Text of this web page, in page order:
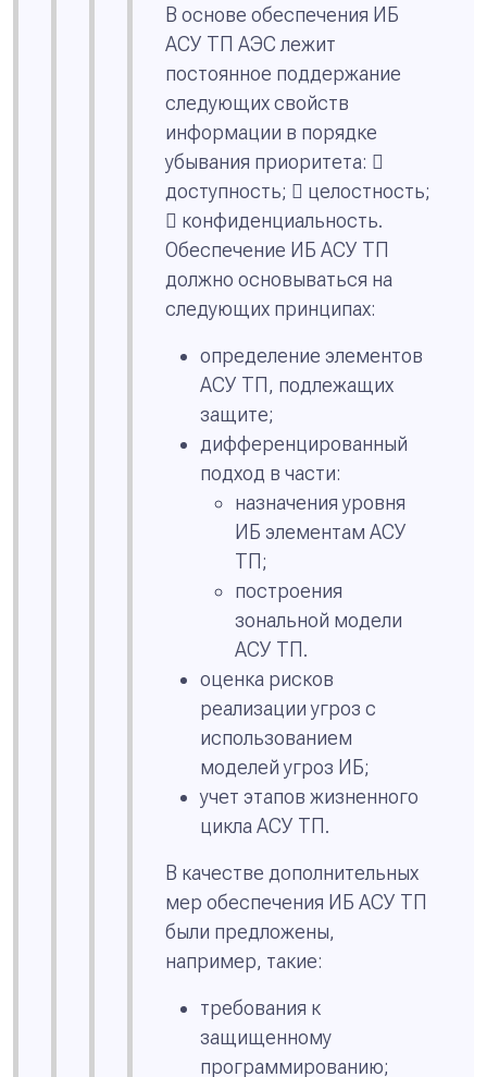
В основе обеспечения ИБ
АСУ ТП АЭС лежит
постоянное поддержание
следующих свойств
информации в порядке
убывания приоритета: 
доступность;  целостность;
 конфиденциальность.
Обеспечение ИБ АСУ ТП
должно основываться на
следующих принципах:
определение элементов
АСУ ТП, подлежащих
защите;
дифференцированный
подход в части:
назначения уровня
ИБ элементам АСУ
ТП;
построения
зональной модели
АСУ ТП.
оценка рисков
реализации угроз с
использованием
моделей угроз ИБ;
учет этапов жизненного
цикла АСУ ТП.
В качестве дополнительных
мер обеспечения ИБ АСУ ТП
были предложены,
например, такие:
требования к
защищенному
программированию;